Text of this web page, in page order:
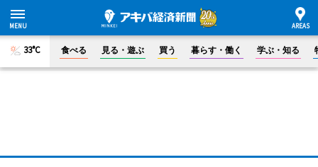
33°C 食べる 見る・遊ぶ 買う 暮らす・働く 学ぶ・知る